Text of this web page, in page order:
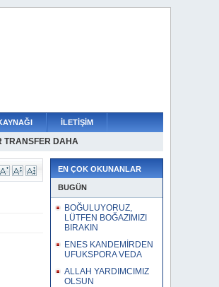
İLETİŞİM
ÇUKURDA!
TRANSFER DAHA
VEDA
KÜÇÜKÇEKMECEDE
A TAKIM SEÇMESİ
BIRAKIN
BİR SEZON
EN ÇOK OKUNANLAR
BUGÜN
BOĞULUYORUZ,
LÜTFEN BOĞAZIMIZI
BIRAKIN
ENES KANDEMİRDEN
UFUKSPORA VEDA
ALLAH YARDIMCIMIZ
OLSUN